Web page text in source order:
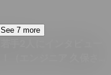
See 7 more